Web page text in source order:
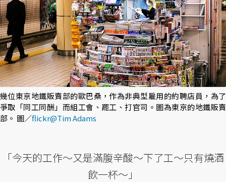
幾位東京地鐵販賣部的歐巴桑，作為非典型雇用的約聘店員，為了
爭取「同工同酬」而組工會、罷工、打官司。圖為東京的地鐵販賣
部。 圖／flickr@Tim Adams
「今天的工作～又是滿腹辛酸～下了工～只有燒酒
飲一杯～」